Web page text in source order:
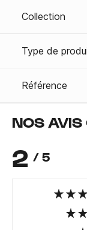
Collection
Type de
Référence
NOS AVIS
2 / 5